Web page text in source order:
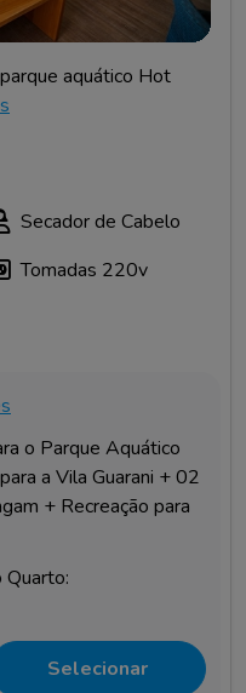
aquático Hot
Secador de Cabelo
Tomadas 220v
o Parque Aquático
a Vila Guarani + 02
+ Recreação para
Quarto:
Selecionar